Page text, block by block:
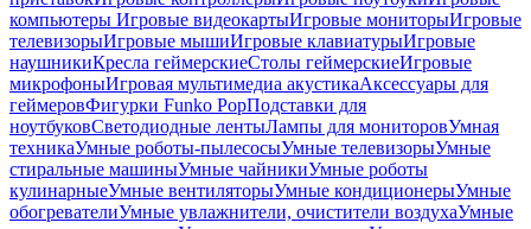
компьютеры Игровые видеокартыИгровые мониторыИгровые
телевизорыИгровые мышиИгровые клавиатурыИгровые
наушникиКресла геймерскиеСтолы геймерскиеИгровые
микрофоныИгровая мультимедиа акустикаАксессуары для
геймеровФигурки Funko PopПодставки для
ноутбуковСветодиодные лентыЛампы для мониторовУмная
техникаУмные роботы-пылесосыУмные телевизорыУмные
стиральные машиныУмные чайникиУмные роботы
кулинарныеУмные вентиляторыУмные кондиционерыУмные
обогревателиУмные увлажнители, очистители воздухаУмные